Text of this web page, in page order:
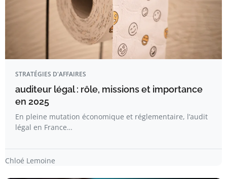
STRATÉGIES D'AFFAIRES
auditeur légal : rôle, missions et importance
en 2025
En pleine mutation économique et réglementaire, l’audit
légal en France…
Chloé Lemoine